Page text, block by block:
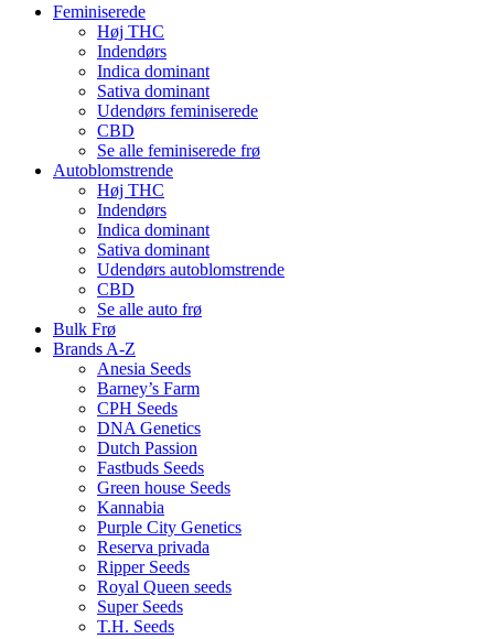
Feminiserede
Høj THC
Indendørs
Indica dominant
Sativa dominant
Udendørs feminiserede
CBD
Se alle feminiserede frø
Autoblomstrende
Høj THC
Indendørs
Indica dominant
Sativa dominant
Udendørs autoblomstrende
CBD
Se alle auto frø
Bulk Frø
Brands A-Z
Anesia Seeds
Barney’s Farm
CPH Seeds
DNA Genetics
Dutch Passion
Fastbuds Seeds
Green house Seeds
Kannabia
Purple City Genetics
Reserva privada
Ripper Seeds
Royal Queen seeds
Super Seeds
T.H. Seeds